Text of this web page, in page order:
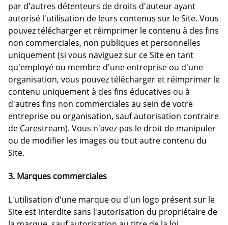
par d'autres détenteurs de droits d'auteur ayant
autorisé l'utilisation de leurs contenus sur le Site. Vous
pouvez télécharger et réimprimer le contenu à des fins
non commerciales, non publiques et personnelles
uniquement (si vous naviguez sur ce Site en tant
qu'employé ou membre d'une entreprise ou d'une
organisation, vous pouvez télécharger et réimprimer le
contenu uniquement à des fins éducatives ou à
d'autres fins non commerciales au sein de votre
entreprise ou organisation, sauf autorisation contraire
de Carestream). Vous n'avez pas le droit de manipuler
ou de modifier les images ou tout autre contenu du
Site.
3. Marques commerciales
L'utilisation d'une marque ou d'un logo présent sur le
Site est interdite sans l'autorisation du propriétaire de